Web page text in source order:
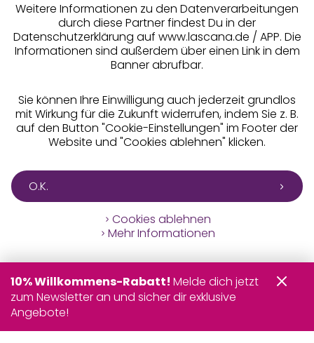
Weitere Informationen zu den Datenverarbeitungen
durch diese Partner findest Du in der
Datenschutzerklärung auf www.lascana.de / APP. Die
Informationen sind außerdem über einen Link in dem
Banner abrufbar.
Sie können Ihre Einwilligung auch jederzeit grundlos
mit Wirkung für die Zukunft widerrufen, indem Sie z. B.
auf den Button "Cookie-Einstellungen" im Footer der
Website und "Cookies ablehnen" klicken.
O.K.
Cookies ablehnen
Mehr Informationen
10% Willkommens-Rabatt! Melde dich jetzt
zum Newsletter an und sicher dir exklusive
Angebote!